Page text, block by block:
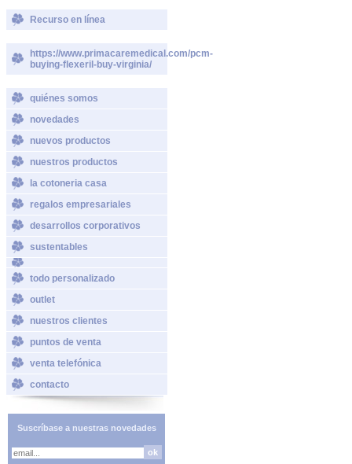
Recurso en línea
https://www.primacaremedical.com/pcm-
buying-flexeril-buy-virginia/
quiénes somos
novedades
nuevos productos
nuestros productos
la cotoneria casa
regalos empresariales
desarrollos corporativos
sustentables
todo personalizado
outlet
nuestros clientes
puntos de venta
venta telefónica
contacto
Suscríbase a nuestras novedades